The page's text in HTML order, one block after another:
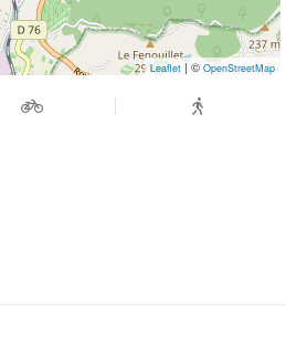
Leaflet | © OpenStreetMap